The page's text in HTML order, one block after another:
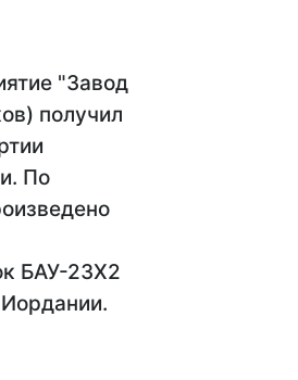
"Завод
получил
По
БАУ-23Х2